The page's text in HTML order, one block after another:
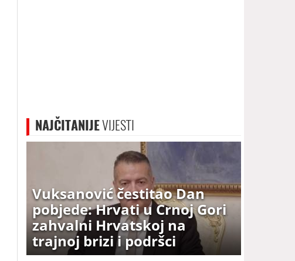
NAJČITANIJEVIJESTI
Vuksanović čestitao Dan
pobjede: Hrvati u Crnoj Gori
zahvalni Hrvatskoj na
trajnoj brizi i podršci